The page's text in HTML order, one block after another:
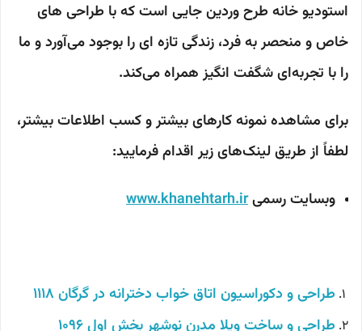
استودیو خانه طرح وردین جایی است که با طراحی های
خاص و منحصر به فرد، زندگی تازه ای را بوجود می‌آورد و ما
را با تجربه‌ای شگفت انگیز همراه می‌کند.
برای مشاهده نمونه کارهای بیشتر و کسب اطلاعات بیشتر،
لطفاً از طریق لینک‌های زیر اقدام فرمایید:
وبسایت رسمیwww.khanehtarh.ir
طراحی و دکوراسیون اتاق خواب دخترانه در گرگان 1118
طراحی و ساخت ویلا مدرن نوشهر بخش اول 1096